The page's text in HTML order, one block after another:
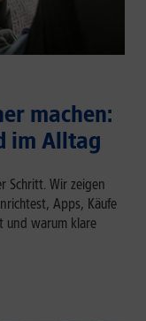
machen:
im Alltag
Schritt. Wir zeigen
Apps, Käufe
und warum klare